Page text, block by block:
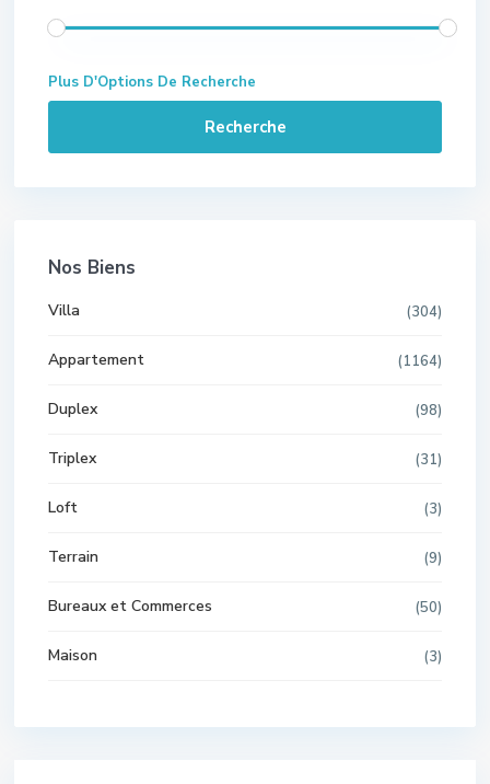
Plus D'Options De Recherche
Recherche
Nos Biens
Villa (304)
Appartement (1164)
Duplex (98)
Triplex (31)
Loft (3)
Terrain (9)
Bureaux et Commerces (50)
Maison (3)